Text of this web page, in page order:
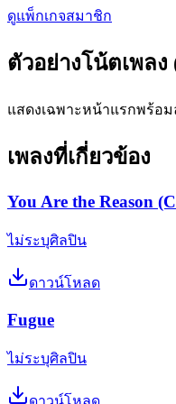
ดูแพ็กเกจสมาชิก
ตัวอย่างโน้ตเพล
แสดงเฉพาะหน้าแรกพร้อ
เพลงที่เกี่ยวข้อง
You Are the Reason
ไม่ระบุศิลปิน
ดาวน์โหลด
Fugue
ไม่ระบุศิลปิน
ดาวน์โหลด